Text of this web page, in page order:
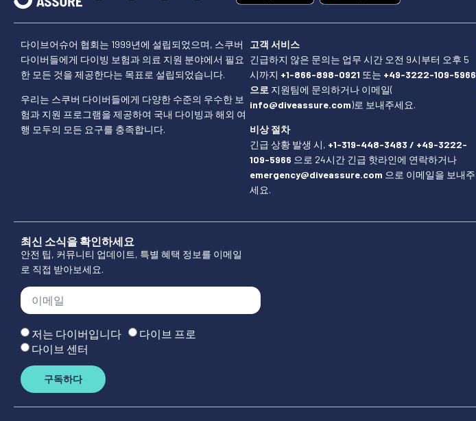
다이브어슈어 협회는 1999년에 설립되었으며, 스쿠버
다이버들에게 다이빙 보험과 의료 지원 분야에서 필요
한 모든 것을 제공한다는 목표로 설립되었습니다.
우리는 스쿠버 다이버들에게 다양한 수준의 우수한 보
험과 지원 프로그램을 제공하여 국내 다이빙과 해외 여
행 모두의 모든 요구를 충족합니다.
고객 서비스
긴급하지 않은 문의는 업무 시간 오전 9시부터 오후 5
시까지 +1-866-898-0921 또는 +49-3222-109-5966
으로 지원팀에 문의하거나 이메일(
info@diveassure.com)로 보내주세요.
비상 절차
긴급 상황 발생 시, +1-319-448-3483 / +49-3222-
109-5966 으로 24시간 긴급 핫라인에 연락하거나
emergency@diveassure.com 으로 이메일을 보내주
세요.
최신 소식을 확인하세요
안전 팁, 커뮤니티 업데이트, 특별 혜택 정보를 이메일
로 직접 받아보세요.
저는 다이버입니다
다이브 프로
다이브 센터
구독하다